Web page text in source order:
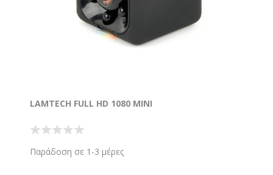
LAMTECH FULL HD 1080 MINI
Παράδοση σε 1-3 μέρες